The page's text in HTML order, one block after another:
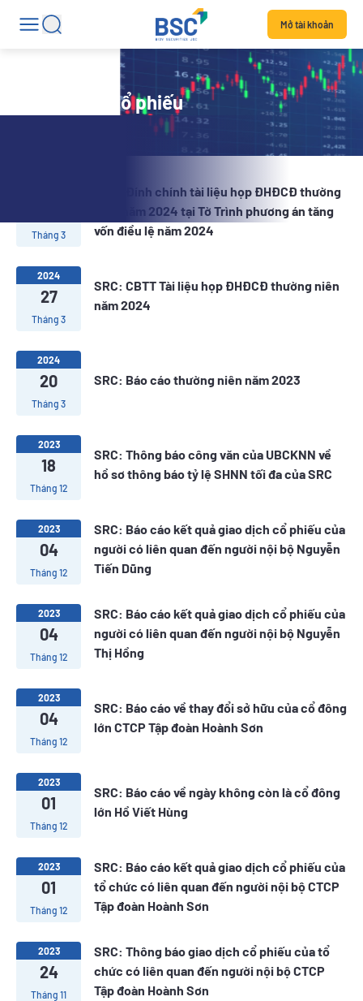
Mở tài khoản
Tin tức mã cổ phiếu
Tháng 3
SRC: Đính chính tài liệu họp ĐHĐCĐ thường
niên năm 2024 tại Tờ Trình phương án tăng
vốn điều lệ năm 2024
2024
27
Tháng 3
SRC: CBTT Tài liệu họp ĐHĐCĐ thường niên
năm 2024
2024
20
Tháng 3
SRC: Báo cáo thường niên năm 2023
2023
18
Tháng 12
SRC: Thông báo công văn của UBCKNN về
hồ sơ thông báo tỷ lệ SHNN tối đa của SRC
2023
04
Tháng 12
SRC: Báo cáo kết quả giao dịch cổ phiếu của
người có liên quan đến người nội bộ Nguyễn
Tiến Dũng
2023
04
Tháng 12
SRC: Báo cáo kết quả giao dịch cổ phiếu của
người có liên quan đến người nội bộ Nguyễn
Thị Hồng
2023
04
Tháng 12
SRC: Báo cáo về thay đổi sở hữu của cổ đông
lớn CTCP Tập đoàn Hoành Sơn
2023
01
Tháng 12
SRC: Báo cáo về ngày không còn là cổ đông
lớn Hồ Viết Hùng
2023
01
Tháng 12
SRC: Báo cáo kết quả giao dịch cổ phiếu của
tổ chức có liên quan đến người nội bộ CTCP
Tập đoàn Hoành Sơn
2023
24
Tháng 11
SRC: Thông báo giao dịch cổ phiếu của tổ
chức có liên quan đến người nội bộ CTCP
Tập đoàn Hoành Sơn